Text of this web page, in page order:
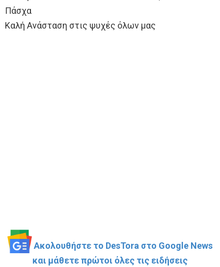
Πάσχα
Καλή Ανάσταση στις ψυχές όλων μας
Ακολουθήστε το DesTora στο Google News
και μάθετε πρώτοι όλες τις ειδήσεις